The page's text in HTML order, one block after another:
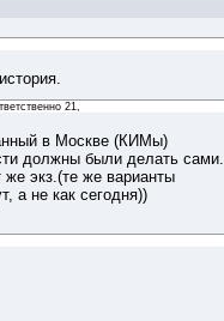
21,
в Москве (КИМы)
должны были делать сами.
же экз.(те же варианты
а не как сегодня))